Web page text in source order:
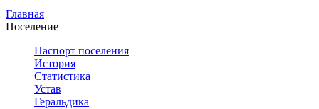
Главная
Поселение
Паспорт поселения
История
Статистика
Устав
Геральдика